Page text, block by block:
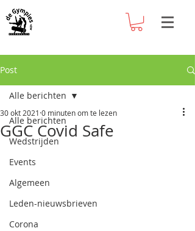
Post
Alle berichten
Wedstrijden
Events
Algemeen
Leden-nieuwsbrieven
Corona
Alle berichten
GGC Covid Safe
30 okt 2021 0 minuten om te lezen